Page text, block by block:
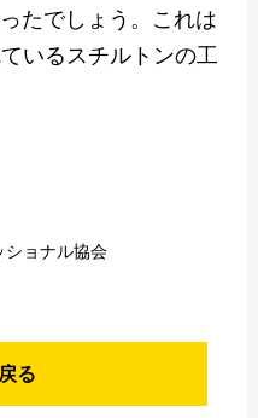
たでしょう。これは
いるスチルトンの工
ショナル協会
る